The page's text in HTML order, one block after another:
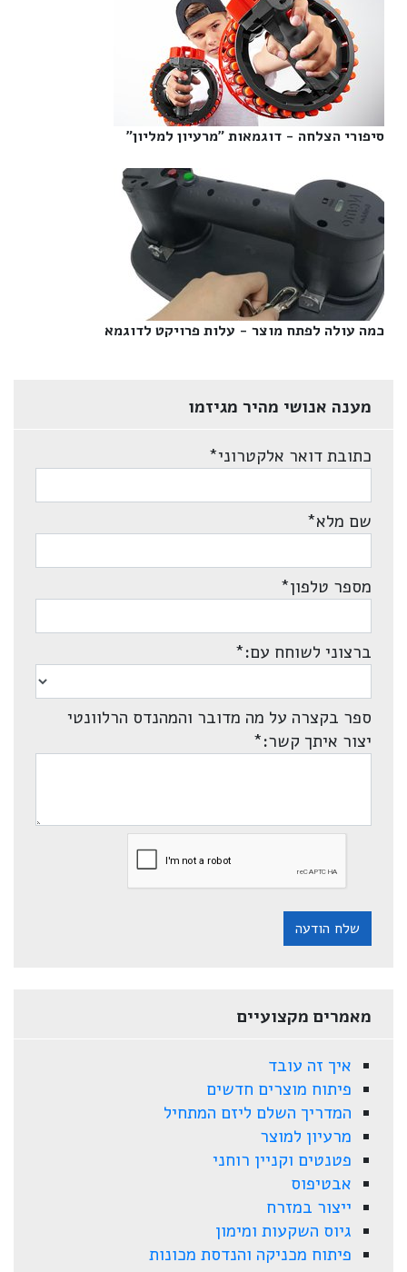
סיפורי הצלחה - דוגמאות "מרעיון למליון"‎
כמה עולה לפתח מוצר - עלות פרויקט לדוגמא‎
מענה אנושי מהיר מגיזמו
כתובת דואר אלקטרוני*
שם מלא*
מספר טלפון*
ברצוני לשוחח עם:*
ספר בקצרה על מה מדובר והמהנדס הרלוונטי
יצור איתך קשר:*
שלח הודעה
מאמרים מקצועיים
איך זה עובד
פיתוח מוצרים חדשים
המדריך השלם ליזם המתחיל
מרעיון למוצר
פטנטים וקניין רוחני
אבטיפוס
ייצור במזרח
גיוס השקעות ומימון
פיתוח מכניקה והנדסת מכונות